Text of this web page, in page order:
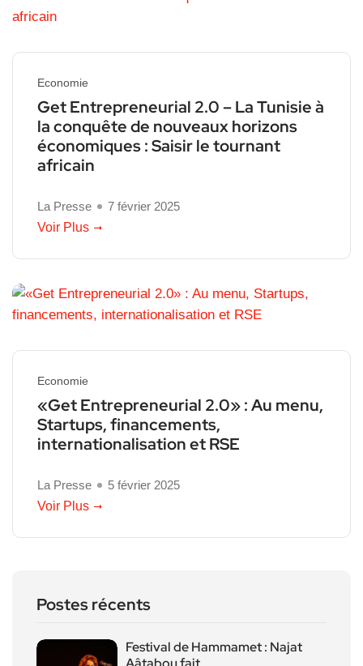
Economie
Get Entrepreneurial 2.0 – La Tunisie à
la conquête de nouveaux horizons
économiques : Saisir le tournant
africain
La Presse
7 février 2025
Voir Plus
Economie
«Get Entrepreneurial 2.0» : Au menu,
Startups, financements,
internationalisation et RSE
La Presse
5 février 2025
Voir Plus
Postes récents
Festival de Hammamet : Najat